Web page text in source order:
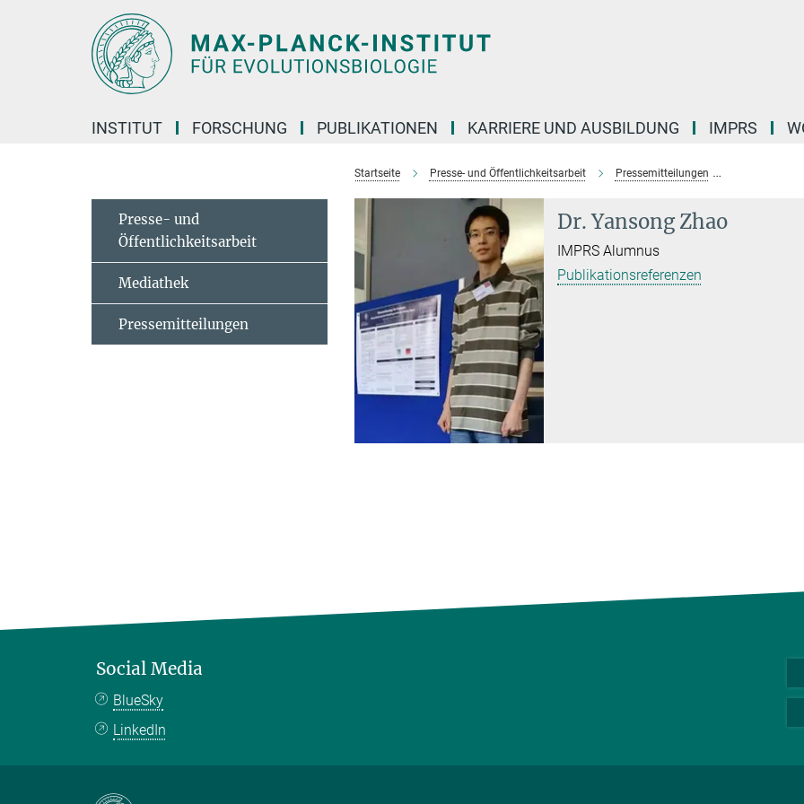
INSTITUT FORSCHUNG PUBLIKATIONEN KARRIERE UND AUSBILDUNG IMPRS
Startseite Presse- und Öffentlichkeitsarbeit Pressemitteilungen
Dr. Yansong Zhao
IMPRS Alumnus
Publikationsreferenzen
Presse- und
Öffentlichkeitsarbeit
Mediathek
Pressemitteilungen
Social Media
BlueSky
LinkedIn